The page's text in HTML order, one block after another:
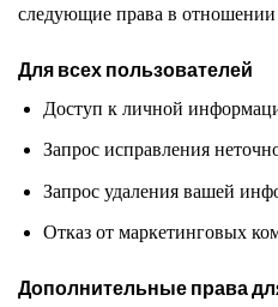
следующие права в
Для всех пользователей
Доступ к личной
Запрос исправления
Запрос удаления вашей
Отказ от маркетинговых
Дополнительные права